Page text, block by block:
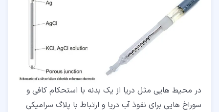
در محیط هایی مثل دریا از یک بدنه با استحکام کافی و
سوراخ هایی برای نفوذ آب دریا و ارتباط با پلاگ سرامیکی